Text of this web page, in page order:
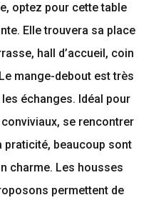
optez pour cette table
Elle trouvera sa place
hall d’accueil, coin
mange-debout est très
échanges. Idéal pour
se rencontrer
praticité, beaucoup sont
charme. Les housses
permettent de